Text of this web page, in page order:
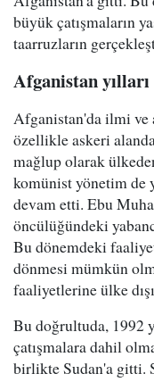
büyük çatışmaların
taarruzların
Afganistan yılları
Afganistan'da ilmi ve
özellikle askeri
mağlup olarak
komünist yönetim de
devam etti. Ebu
öncülüğündeki
Bu dönemdeki
dönmesi mümkün
faaliyetlerine ülke
Bu doğrultuda, 1992
çatışmalara dahil
birlikte Sudan'a gitti.